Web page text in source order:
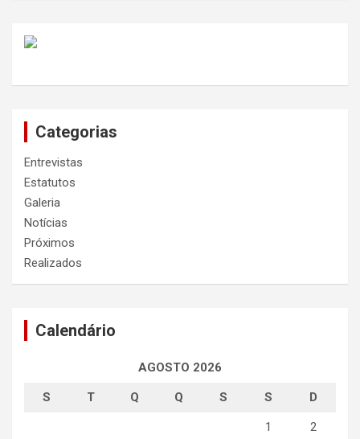
Categorias
Entrevistas
Estatutos
Galeria
Notícias
Próximos
Realizados
Calendário
AGOSTO 2026
S T Q Q S S D
1 2